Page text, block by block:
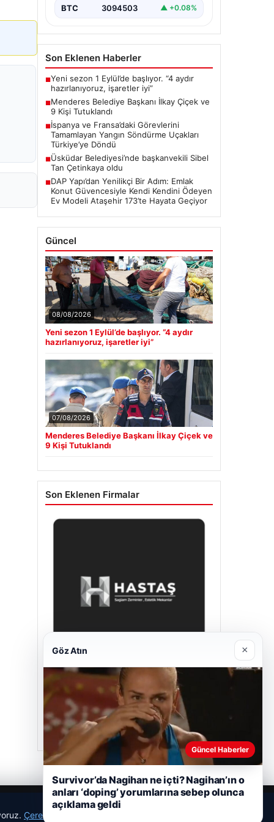
BTC 3094503 ▲ +0.08%
Son Eklenen Haberler
■Yeni sezon 1 Eylül’de başlıyor. “4 aydır
hazırlanıyoruz, işaretler iyi”
■Menderes Belediye Başkanı İlkay Çiçek ve
9 Kişi Tutuklandı
■İspanya ve Fransa’daki Görevlerini
Tamamlayan Yangın Söndürme Uçakları
Türkiye’ye Döndü
■Üsküdar Belediyesi’nde başkanvekili Sibel
Tan Çetinkaya oldu
■DAP Yapı’dan Yenilikçi Bir Adım: Emlak
Konut Güvencesiyle Kendi Kendini Ödeyen
Ev Modeli Ataşehir 173’te Hayata Geçiyor
Güncel
08/08/2026
Yeni sezon 1 Eylül’de başlıyor. “4 aydır
hazırlanıyoruz, işaretler iyi”
07/08/2026
Menderes Belediye Başkanı İlkay Çiçek ve
9 Kişi Tutuklandı
Son Eklenen Firmalar
Hastaş Beton
26/05/2026
Çerez Politikamız
Göz Atın ×
Güncel Haberler
Survivor’da Nagihan ne içti? Nagihan’ın o
anları ‘doping’ yorumlarına sebep olunca
açıklama geldi